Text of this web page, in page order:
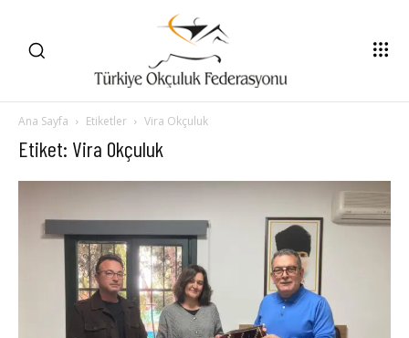
Ana Sayfa Etiketler Vira Okçuluk
Etiket: Vira Okçuluk